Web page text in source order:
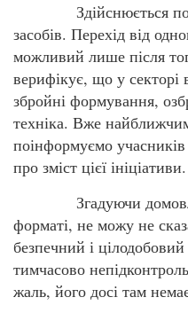
Здійснюється
засобів. Перехід від
можливий лише після
верифікує, що у секторі
збройні формування,
техніка. Вже
поінформуємо
про зміст цієї ініціативи.
Згадуючи
форматі, не можу не
безпечний і
тимчасово
жаль, його досі там